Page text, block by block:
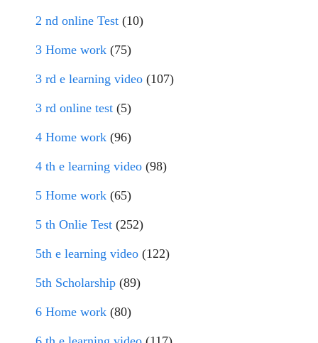
2 nd online Test (10)
3 Home work (75)
3 rd e learning video (107)
3 rd online test (5)
4 Home work (96)
4 th e learning video (98)
5 Home work (65)
5 th Onlie Test (252)
5th e learning video (122)
5th Scholarship (89)
6 Home work (80)